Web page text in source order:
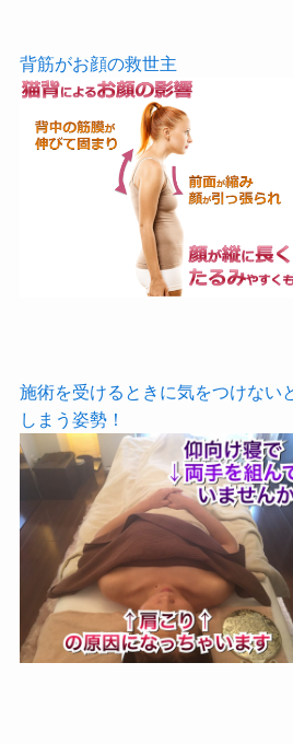
背筋がお顔の救世主
施術を受けるときに気をつけない
しまう姿勢！